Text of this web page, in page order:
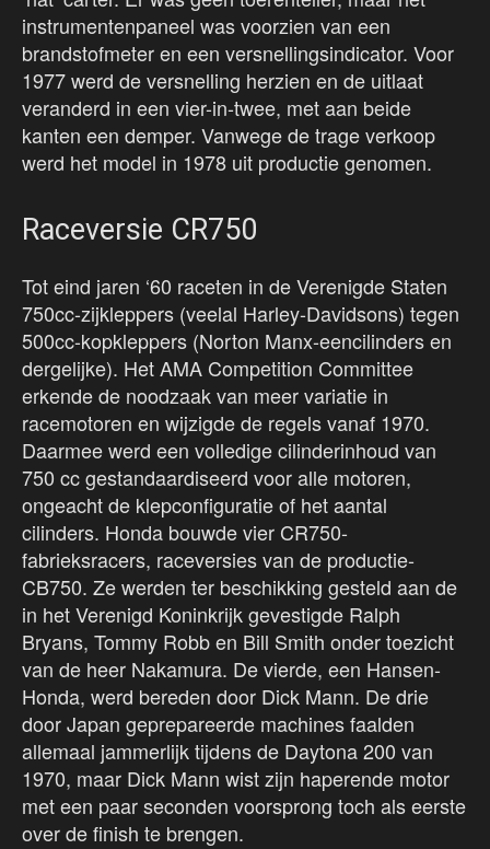
instrumentenpaneel was voorzien van een
brandstofmeter en een versnellingsindicator. Voor
1977 werd de versnelling herzien en de uitlaat
veranderd in een vier-in-twee, met aan beide
kanten een demper. Vanwege de trage verkoop
werd het model in 1978 uit productie genomen.
Raceversie CR750
Tot eind jaren ‘60 raceten in de Verenigde Staten
750cc-zijkleppers (veelal Harley-Davidsons) tegen
500cc-kopkleppers (Norton Manx-eencilinders en
dergelijke). Het AMA Competition Committee
erkende de noodzaak van meer variatie in
racemotoren en wijzigde de regels vanaf 1970.
Daarmee werd een volledige cilinderinhoud van
750 cc gestandaardiseerd voor alle motoren,
ongeacht de klepconfiguratie of het aantal
cilinders. Honda bouwde vier CR750-
fabrieksracers, raceversies van de productie-
CB750. Ze werden ter beschikking gesteld aan de
in het Verenigd Koninkrijk gevestigde Ralph
Bryans, Tommy Robb en Bill Smith onder toezicht
van de heer Nakamura. De vierde, een Hansen-
Honda, werd bereden door Dick Mann. De drie
door Japan geprepareerde machines faalden
allemaal jammerlijk tijdens de Daytona 200 van
1970, maar Dick Mann wist zijn haperende motor
met een paar seconden voorsprong toch als eerste
over de finish te brengen.